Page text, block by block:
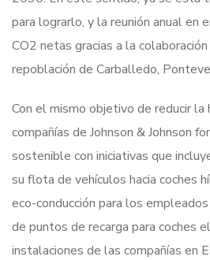
para lograrlo, y la reunión anual en
CO2 netas gracias a la
repoblación de Carballedo,
Con el mismo objetivo de reducir la
compañías de Johnson & Johnson
sostenible con iniciativas que
su flota de vehículos hacia coches
eco-conducción para los
de puntos de recarga para coches
instalaciones de las compañías en